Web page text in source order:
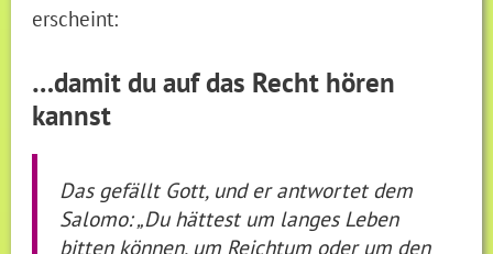
erscheint:
…damit du auf das Recht hören
kannst
Das gefällt Gott, und er antwortet dem
Salomo: „Du hättest um langes Leben
bitten können, um Reichtum oder um den